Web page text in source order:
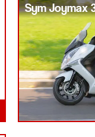
Sym Joymax